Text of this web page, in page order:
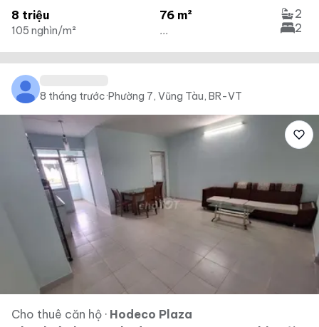
8 triệu
105 nghìn/m²
76 m²
...
2
2
8 tháng trước·Phường 7, Vũng Tàu, BR-VT
Cho thuê căn hộ · Hodeco Plaza